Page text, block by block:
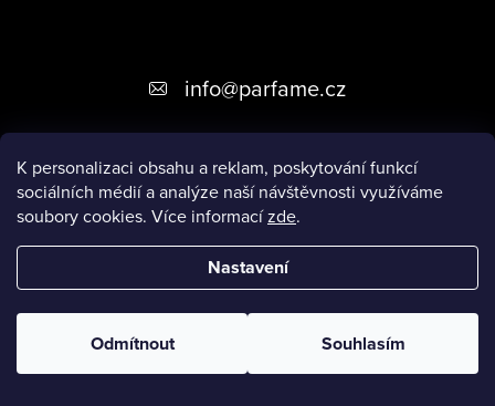
K personalizaci obsahu a reklam, poskytování funkcí
sociálních médií a analýze naší návštěvnosti využíváme
soubory cookies. Více informacízde.
Nastavení
Odmítnout Souhlasím
á
a
info@parfame.cz
ZÁKAZNICKÝ SERVIS
Copyright 2026Parfame.cz. Všechna práva vyhrazena.Upravit
nastavení cookies